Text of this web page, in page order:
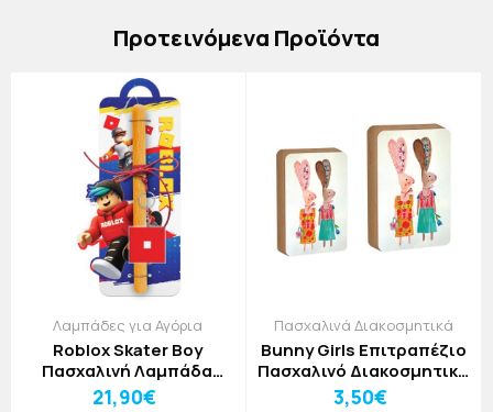
Πρoτεινόμενα Προϊόντα
Λαμπάδες για Αγόρια
Roblox Skater Boy
Πασχαλινή Λαμπάδα
30cm Plexiglass
21,90€
Πασχαλινά Διακοσμητικά
Bunny Girls Επιτραπέζιο
Πασχαλινό Διακοσμητικό
Με Λαγουδίνες 11x15cm
3,50€